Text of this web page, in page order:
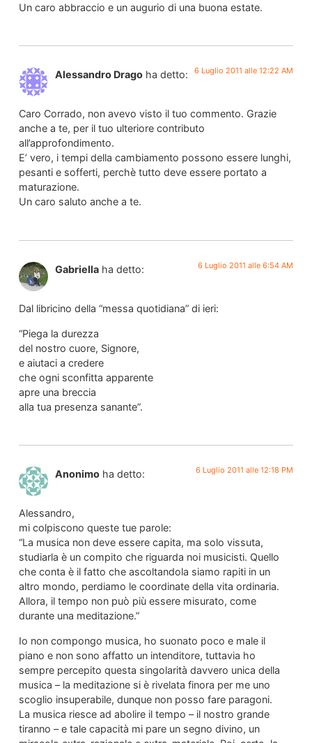
Un caro abbraccio e un augurio di una buona estate.
Alessandro Drago ha detto: 6 Luglio 2011 alle 12:22 AM
Caro Corrado, non avevo visto il tuo commento. Grazie
anche a te, per il tuo ulteriore contributo
all’approfondimento.
E’ vero, i tempi della cambiamento possono essere lunghi,
pesanti e sofferti, perchè tutto deve essere portato a
maturazione.
Un caro saluto anche a te.
Gabriella ha detto: 6 Luglio 2011 alle 6:54 AM
Dal libricino della “messa quotidiana” di ieri:
“Piega la durezza
del nostro cuore, Signore,
e aiutaci a credere
che ogni sconfitta apparente
apre una breccia
alla tua presenza sanante”.
Anonimo ha detto: 6 Luglio 2011 alle 12:18 PM
Alessandro,
mi colpiscono queste tue parole:
“La musica non deve essere capita, ma solo vissuta,
studiarla è un compito che riguarda noi musicisti. Quello
che conta è il fatto che ascoltandola siamo rapiti in un
altro mondo, perdiamo le coordinate della vita ordinaria.
Allora, il tempo non può più essere misurato, come
durante una meditazione.”
Io non compongo musica, ho suonato poco e male il
piano e non sono affatto un intenditore, tuttavia ho
sempre percepito questa singolarità davvero unica della
musica – la meditazione si è rivelata finora per me uno
scoglio insuperabile, dunque non posso fare paragoni.
La musica riesce ad abolire il tempo – il nostro grande
tiranno – e tale capacità mi pare un segno divino, un